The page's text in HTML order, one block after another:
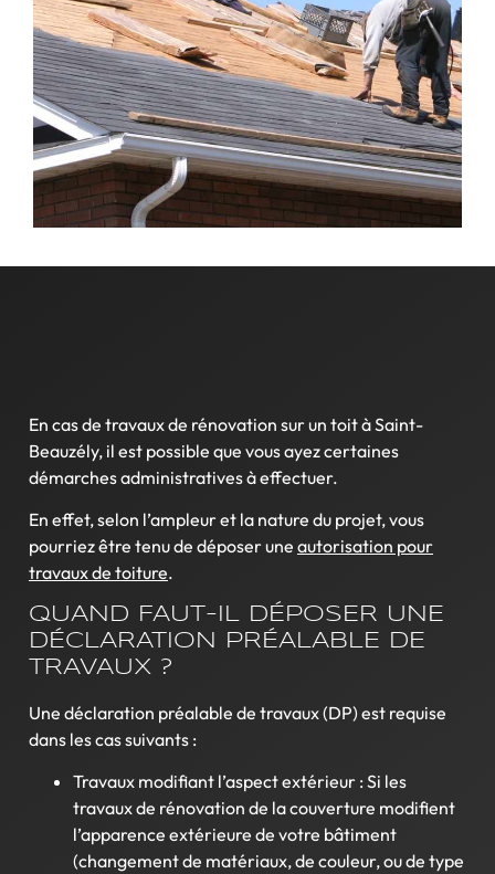
En cas de travaux de rénovation sur un toit à Saint-
Beauzély, il est possible que vous ayez certaines
démarches administratives à effectuer.
En effet, selon l’ampleur et la nature du projet, vous
pourriez être tenu de déposer une autorisation pour
travaux de toiture.
QUAND FAUT-IL DÉPOSER UNE
DÉCLARATION PRÉALABLE DE
TRAVAUX ?
Une déclaration préalable de travaux (DP) est requise
dans les cas suivants :
Travaux modifiant l’aspect extérieur : Si les
travaux de rénovation de la couverture modifient
l’apparence extérieure de votre bâtiment
(changement de matériaux, de couleur, ou de type